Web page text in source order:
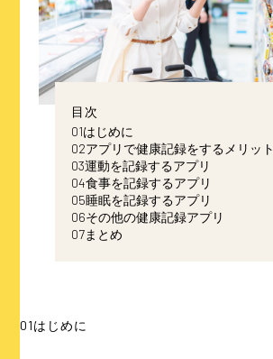
目次
01はじめに
02アプリで健康記録をするメリット
03運動を記録するアプリ
04食事を記録するアプリ
05睡眠を記録するアプリ
06その他の健康記録アプリ
07まとめ
01はじめに